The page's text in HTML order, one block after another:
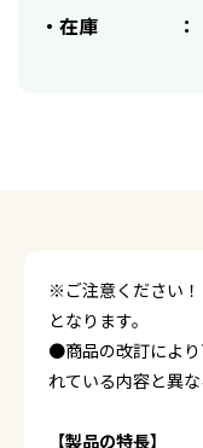
在庫
※ご注意ください
となります。
●商品の改訂により
れている内容と異な
【製品の特長】